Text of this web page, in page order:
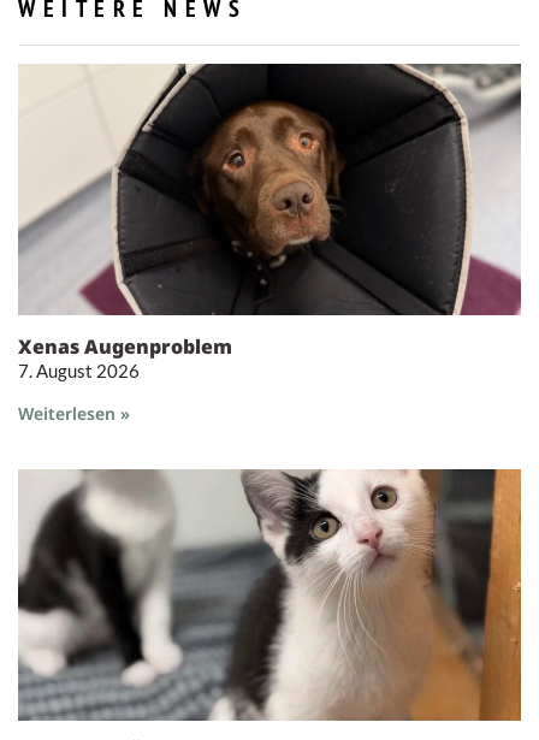
WEITERE NEWS
Xenas Augenproblem
7. August 2026
Weiterlesen »